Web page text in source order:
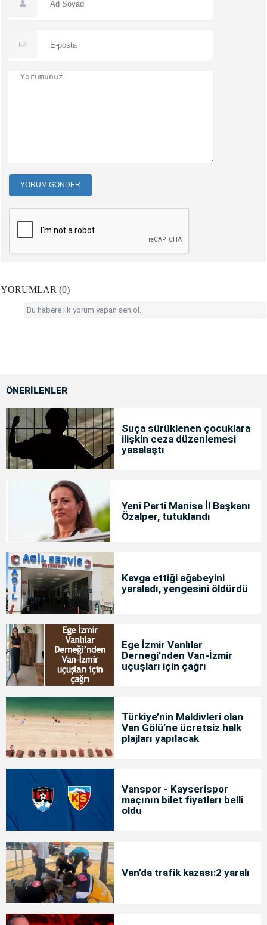
YORUM GÖNDER
YORUMLAR (0)
Bu habere ilk yorum yapan sen ol.
ÖNERİLENLER
Suça sürüklenen çocuklara
ilişkin ceza düzenlemesi
yasalaştı
Yeni Parti Manisa İl Başkanı
Özalper, tutuklandı
Kavga ettiği ağabeyini
yaraladı, yengesini öldürdü
Ege İzmir Vanlılar
Derneği’nden Van-İzmir
uçuşları için çağrı
Türkiye’nin Maldivleri olan
Van Gölü’ne ücretsiz halk
plajları yapılacak
Vanspor - Kayserispor
maçının bilet fiyatları belli
oldu
Van’da trafik kazası:2 yaralı